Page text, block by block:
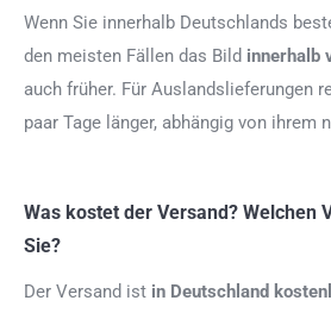
Wenn Sie innerhalb Deutschlands
den meisten Fällen das Bild innerhalb
auch früher. Für Auslandslieferungen
paar Tage länger, abhängig von ihrem
Was kostet der Versand? Welchen
Sie?
Der Versand ist in Deutschland